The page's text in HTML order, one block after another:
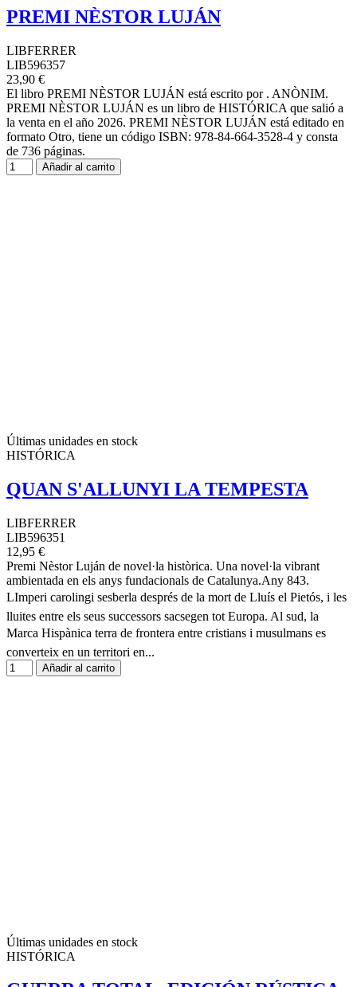
PREMI NÈSTOR LUJÁN
LIBFERRER
LIB596357
23,90 €
El libro PREMI NÈSTOR LUJÁN está escrito por . ANÒNIM.
PREMI NÈSTOR LUJÁN es un libro de HISTÓRICA que salió a
la venta en el año 2026. PREMI NÈSTOR LUJÁN está editado en
formato Otro, tiene un código ISBN: 978-84-664-3528-4 y consta
de 736 páginas.
Añadir al carrito
Últimas unidades en stock
HISTÓRICA
QUAN S'ALLUNYI LA TEMPESTA
LIBFERRER
LIB596351
12,95 €
Premi Nèstor Luján de novel·la històrica. Una novel·la vibrant
ambientada en els anys fundacionals de Catalunya.Any 843.
LImperi carolingi sesberla després de la mort de Lluís el Pietós, i les
lluites entre els seus successors sacsegen tot Europa. Al sud, la
Marca Hispànica terra de frontera entre cristians i musulmans es
converteix en un territori en...
Añadir al carrito
Últimas unidades en stock
HISTÓRICA